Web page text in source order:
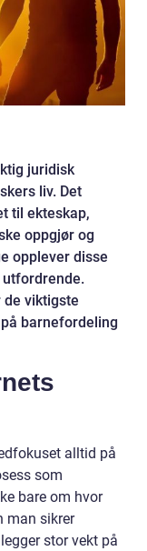
juridisk
liv. Det
til ekteskap,
oppgjør og
opplever disse
de viktigste
barnefordeling
alltid på
som
bare om hvor
man sikrer
stor vekt på